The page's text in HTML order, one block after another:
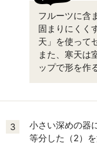
フルーツに含
固まりにくく
天」を使って
また、寒天は
ップで形を作
3
小さい深めの器
等分した（2）